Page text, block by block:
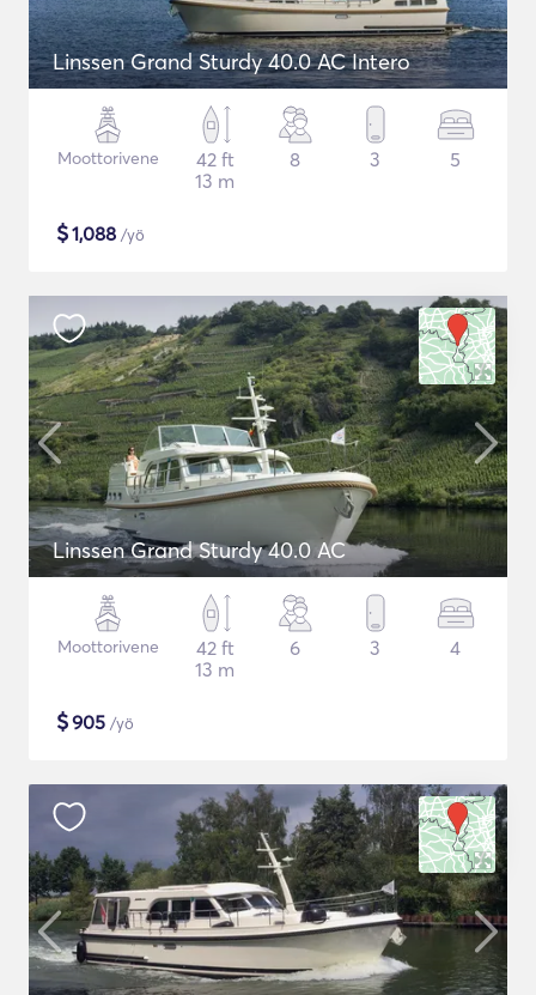
Linssen Grand Sturdy 40.0 AC Intero
Moottorivene
42 ft
13 m
8 3 5
$1,088 /yö
Linssen Grand Sturdy 40.0 AC
Moottorivene
42 ft
13 m
6 3 4
$905 /yö